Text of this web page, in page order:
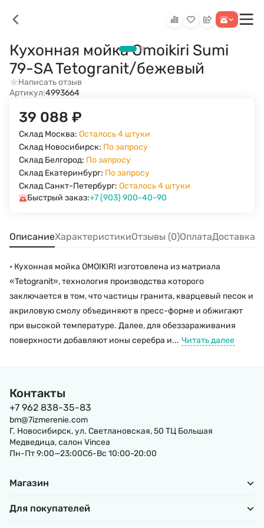
Кухонная мойка Omoikiri Sumi
79-SA Tetogranit/бежевый
Написать отзыв
Артикул:4993664
39 088 ₽
Склад Москва: Осталось 4 штуки
Склад Новосибирск: По запросу
Склад Белгород: По запросу
Склад Екатеринбург: По запросу
Склад Санкт-Петербург: Осталось 4 штуки
Быстрый заказ:+7 (903) 900-40-90
ОписаниеХарактеристикиОтзывы (0)ОплатаДоставка
• Кухонная мойка OMOIKIRI изготовлена из матриала
«Tetogranit», технология производства которого
заключается в том, что частицы гранита, кварцевый песок и
акриловую смолу объединяют в пресс-форме и обжигают
при высокой температуре. Далее, для обеззараживания
поверхности добавляют ионы серебра и... Читать далее
Контакты
+7 962 838-35-83
bm@7izmerenie.com
Г. Новосибирск, ул. Светлановская, 50 ТЦ Большая
Медведица, салон Vincea
Пн-Пт 9:00—23:00Сб-Вс 10:00-20:00
Магазин
Для покупателей